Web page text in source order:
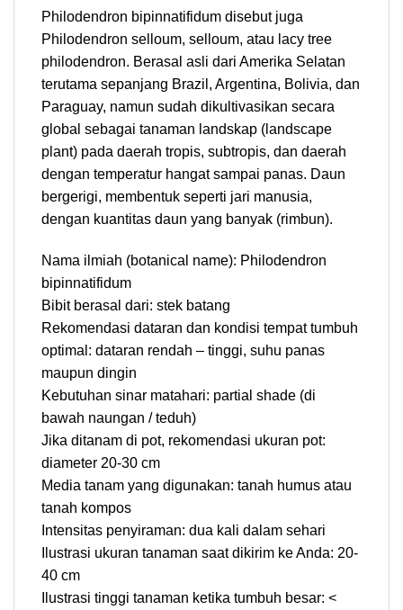
Philodendron bipinnatifidum disebut juga
Philodendron selloum, selloum, atau lacy tree
philodendron. Berasal asli dari Amerika Selatan
terutama sepanjang Brazil, Argentina, Bolivia, dan
Paraguay, namun sudah dikultivasikan secara
global sebagai tanaman landskap (landscape
plant) pada daerah tropis, subtropis, dan daerah
dengan temperatur hangat sampai panas. Daun
bergerigi, membentuk seperti jari manusia,
dengan kuantitas daun yang banyak (rimbun).
Nama ilmiah (botanical name): Philodendron
bipinnatifidum
Bibit berasal dari: stek batang
Rekomendasi dataran dan kondisi tempat tumbuh
optimal: dataran rendah – tinggi, suhu panas
maupun dingin
Kebutuhan sinar matahari: partial shade (di
bawah naungan / teduh)
Jika ditanam di pot, rekomendasi ukuran pot:
diameter 20-30 cm
Media tanam yang digunakan: tanah humus atau
tanah kompos
Intensitas penyiraman: dua kali dalam sehari
Ilustrasi ukuran tanaman saat dikirim ke Anda: 20-
40 cm
Ilustrasi tinggi tanaman ketika tumbuh besar: <